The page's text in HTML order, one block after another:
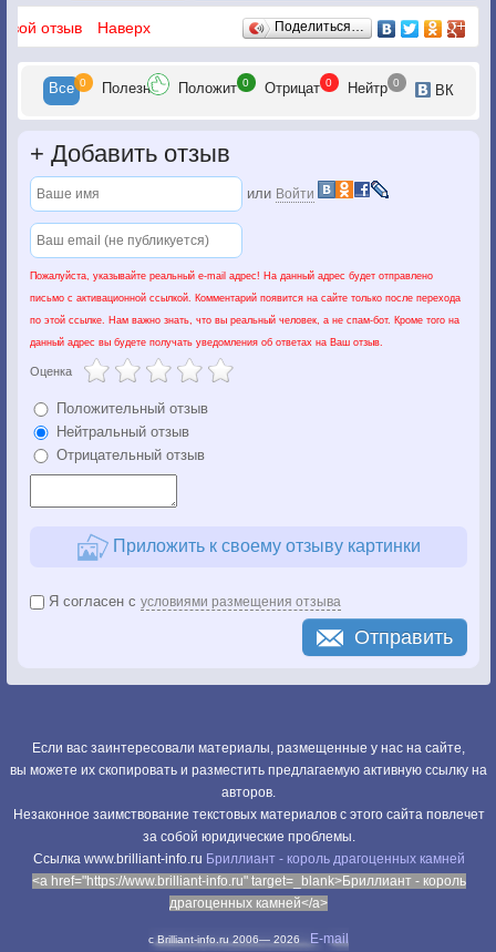
Отзывы
отзыв Наверх Поделиться…
Все 0 Полезн Положит 0 Отрицат 0 Нейтр 0 ВК
+ Добавить отзыв
или Войти
Пожалуйста, указывайте реальный e-mail адрес! На данный адрес будет отправлено
письмо с активационной ссылкой. Комментарий появится на сайте только после перехода
по этой ссылке. Нам важно знать, что вы реальный человек, а не спам-бот. Кроме того на
данный адрес вы будете получать уведомления об ответах на Ваш отзыв.
Оценка
Положительный отзыв
Нейтральный отзыв
Отрицательный отзыв
Приложить к своему отзыву картинки
Я согласен с условиями размещения отзыва
Отправить
Если вас заинтересовали материалы, размещенные у нас на сайте,
вы можете их скопировать и разместить предлагаемую активную ссылку на
авторов.
Незаконное заимствование текстовых материалов с этого сайта повлечет
за собой юридические проблемы.
Cсылка www.brilliant-info.ru Бриллиант - король драгоценных камней
<a href="https://www.brilliant-info.ru" target=_blank>Бриллиант - король
драгоценных камней</a>
c Brilliant-info.ru 2006— 2026 E-mail